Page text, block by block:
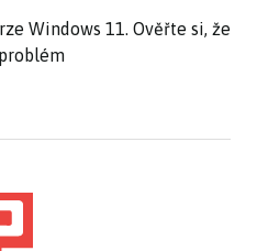
Windows 11. Ověřte si, že